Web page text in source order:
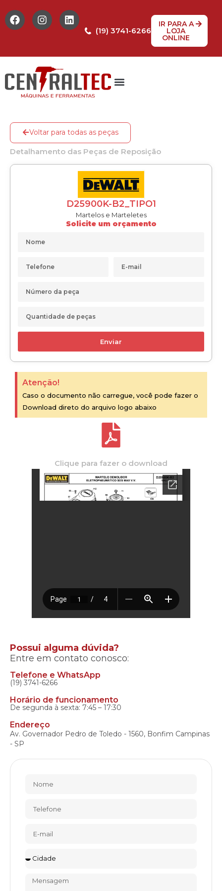
(19) 3741-6266
IR PARA A
LOJA
ONLINE
Voltar para todas as peças
Detalhamento das Peças de Reposição
D25900K-B2_TIPO1
Martelos e Marteletes
Solicite um orçamento
Enviar
Atenção!
Caso o documento não carregue, você pode fazer o
Download direto do arquivo logo abaixo
Clique para fazer o download
Possui alguma dúvida?
Entre em contato conosco:
Telefone e WhatsApp
(19) 3741-6266
Horário de funcionamento
De segunda à sexta: 7:45 – 17:30
Endereço
Av. Governador Pedro de Toledo - 1560, Bonfim Campinas
- SP